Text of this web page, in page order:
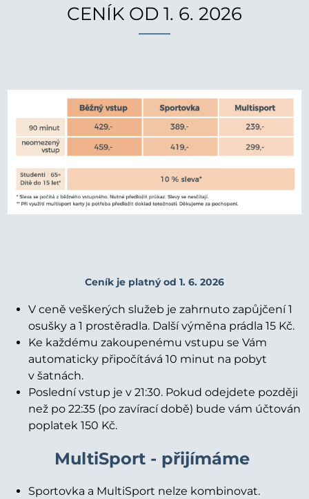
CENÍK OD 1. 6. 2026
Ceník je platný od 1. 6. 2026
V ceně veškerých služeb je zahrnuto zapůjčení 1
osušky a 1 prostěradla. Další výměna prádla 15 Kč.
Ke každému zakoupenému vstupu se Vám
automaticky připočítává 10 minut na pobyt
v šatnách.
Poslední vstup je v 21:30. Pokud odejdete později
než po 22:35 (po zavírací době) bude vám účtován
poplatek 150 Kč.
MultiSport - přijímáme
Sportovka a MultiSport nelze kombinovat.